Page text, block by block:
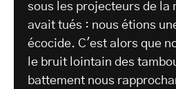
sous les projecteurs de la
avait tués : nous étions
écocide. C'est alors que
le bruit lointain des
battement nous